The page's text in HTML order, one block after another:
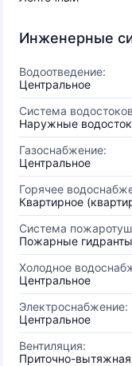
Инженерные
Водоотведение:
Центральное
Система
Наружные
Газоснабжение:
Центральное
Горячее
Квартирное
Система
Пожарные гидранты
Холодное
Центральное
Электроснабжение:
Центральное
Вентиляция:
Приточно-вытяжная